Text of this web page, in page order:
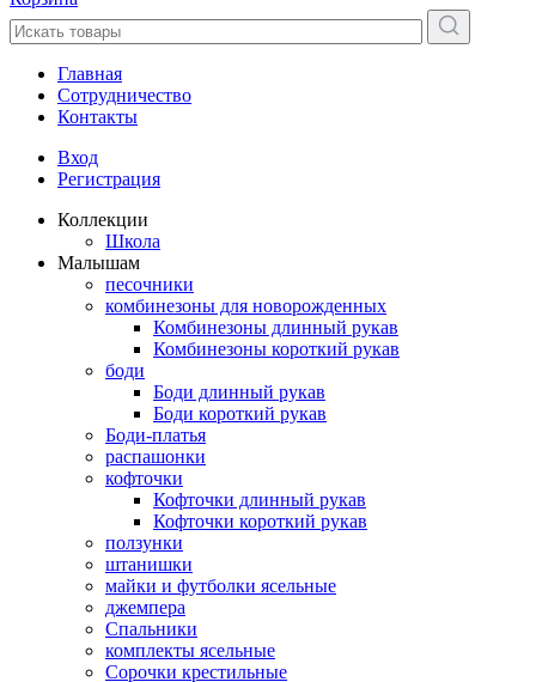
Главная
Сотрудничество
Контакты
Вход
Регистрация
Коллекции
Школа
Малышам
песочники
комбинезоны для новорожденных
Комбинезоны длинный рукав
Комбинезоны короткий рукав
боди
Боди длинный рукав
Боди короткий рукав
Боди-платья
распашонки
кофточки
Кофточки длинный рукав
Кофточки короткий рукав
ползунки
штанишки
майки и футболки ясельные
джемпера
Спальники
комплекты ясельные
Сорочки крестильные